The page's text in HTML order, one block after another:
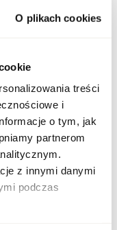
O plikach cookies
treści
i
o tym, jak
partnerom
z innymi danymi
podczas
woda perfumowana
swoją pewność
idealny
i podkreślając
VERY GOOD GIRL 50